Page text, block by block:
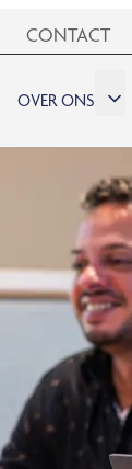
OVER ONS
CONTACT